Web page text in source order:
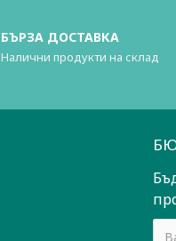
БЪРЗА ДОСТАВКА
Налични продукти на склад